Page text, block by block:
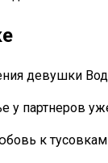
девушки
у партнеров
к